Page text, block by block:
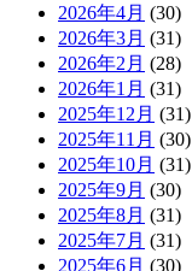
2026年4月 (30)
2026年3月 (31)
2026年2月 (28)
2026年1月 (31)
2025年12月 (31)
2025年11月 (30)
2025年10月 (31)
2025年9月 (30)
2025年8月 (31)
2025年7月 (31)
2025年6月 (30)